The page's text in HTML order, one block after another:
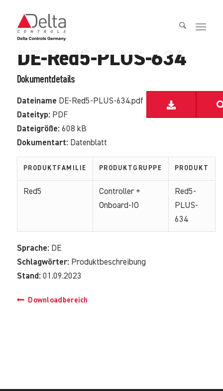
DE-Red5-PLUS-634
Dokumentdetails
Dateiname DE-Red5-PLUS-634.pdf
Dateityp:PDF
Dateigröße:608 kB
Dokumentart:Datenblatt
PRODUKTFAMILIE PRODUKTGRUPPE PRODUKT
Red5
Controller +
Onboard-IO
Red5-
PLUS-
634
Sprache:DE
Schlagwörter: Produktbeschreibung
Stand:01.09.2023
Downloadbereich